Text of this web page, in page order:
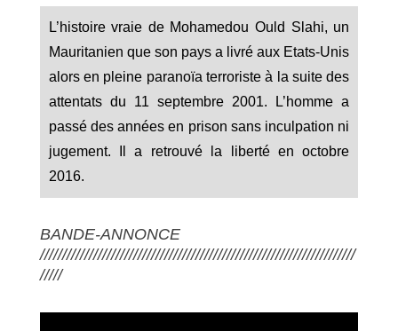
L’histoire vraie de Mohamedou Ould Slahi, un
Mauritanien que son pays a livré aux Etats-Unis
alors en pleine paranoïa terroriste à la suite des
attentats du 11 septembre 2001. L’homme a
passé des années en prison sans inculpation ni
jugement. Il a retrouvé la liberté en octobre
2016.
BANDE-ANNONCE
///////////////////////////////////////////////////////////////////////
/////